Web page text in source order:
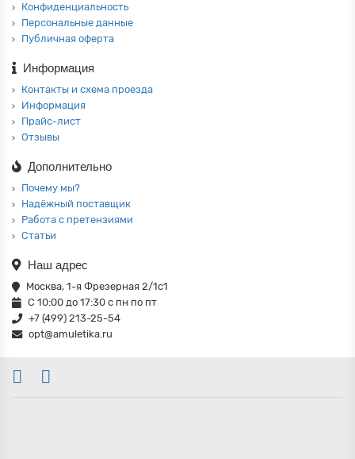
Конфиденциальность
Персональные данные
Публичная оферта
Информация
Контакты и схема проезда
Информация
Прайс-лист
Отзывы
Дополнительно
Почему мы?
Надёжный поставщик
Работа с претензиями
Статьи
Наш адрес
Москва, 1-я Фрезерная 2/1с1
С 10:00 до 17:30 с пн по пт
+7 (499) 213-25-54
opt@amuletika.ru